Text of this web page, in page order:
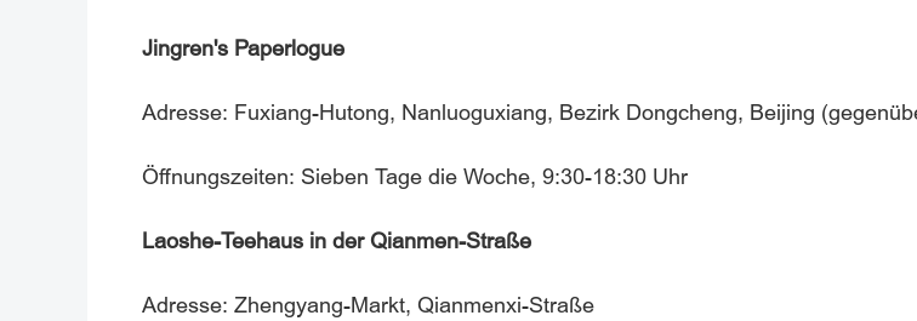
Jingren's Paperlogue
Adresse: Fuxiang-Hutong, Nanluoguxiang, Bezirk Dongcheng, Beijing
Öffnungszeiten: Sieben Tage die Woche, 9:30-18:30 Uhr
Laoshe-Teehaus in der Qianmen-Straße
Adresse: Zhengyang-Markt, Qianmenxi-Straße